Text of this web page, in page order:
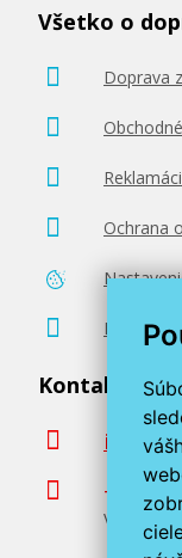
Všetko o
Doprava
Ochrana
Kontaktujte
+420
Volajte v